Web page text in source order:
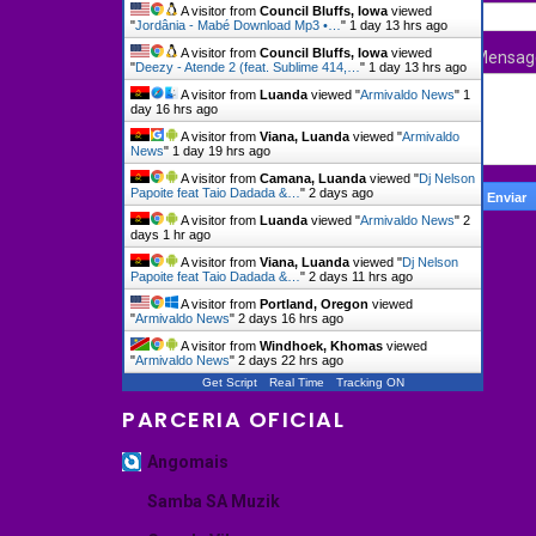
A visitor from Council Bluffs, Iowa viewed
"Jordânia - Mabé Download Mp3 •… " 1 day 13 hrs ago
A visitor from Council Bluffs, Iowa viewed
"Deezy - Atende 2 (feat. Sublime 414,… " 1 day 13 hrs ago
A visitor from Luanda viewed "Armivaldo News" 1
day 16 hrs ago
A visitor from Viana, Luanda viewed "Armivaldo
News" 1 day 19 hrs ago
A visitor from Camana, Luanda viewed "Dj Nelson
Papoite feat Taio Dadada &… " 2 days ago
A visitor from Luanda viewed "Armivaldo News" 2
days 1 hr ago
A visitor from Viana, Luanda viewed "Dj Nelson
Papoite feat Taio Dadada &… " 2 days 11 hrs ago
A visitor from Portland, Oregon viewed
"Armivaldo News" 2 days 16 hrs ago
A visitor from Windhoek, Khomas viewed
"Armivaldo News" 2 days 22 hrs ago
Get Script Real Time Tracking ON
PARCERIA OFICIAL
Angomais
Samba SA Muzik